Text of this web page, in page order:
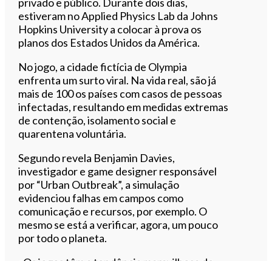
estiveram no Applied Physics Lab da Johns
Hopkins University a colocar à prova os
planos dos Estados Unidos da América.
No jogo, a cidade fictícia de Olympia
enfrenta um surto viral. Na vida real, são já
mais de 100 os países com casos de pessoas
infectadas, resultando em medidas extremas
de contenção, isolamento social e
quarentena voluntária.
Segundo revela Benjamin Davies,
investigador e game designer responsável
por “Urban Outbreak”, a simulação
evidenciou falhas em campos como
comunicação e recursos, por exemplo. O
mesmo se está a verificar, agora, um pouco
por todo o planeta.